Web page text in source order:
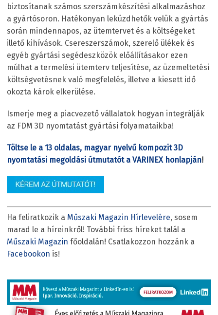
biztosítanak számos szerszámkészítési alkalmazáshoz
a gyártósoron. Hatékonyan leküzdhetők velük a gyártás
során mindennapos, az ütemtervet és a költségeket
illető kihívások. Csereszerszámok, szerelő ülékek és
egyéb gyártási segédeszközök előállításakor ezen
múlhat a termelési ütemterv teljesítése, az üzemeltetési
költségvetésnek való megfelelés, illetve a kiesett idő
okozta károk elkerülése.
Ismerje meg a piacvezető vállalatok hogyan integrálják
az FDM 3D nyomtatást gyártási folyamataikba!
Töltse le a 13 oldalas, magyar nyelvű kompozit 3D
nyomtatási megoldási útmutatót a VARINEX honlapján!
Ha feliratkozik a Műszaki Magazin Hírlevelére, sosem
marad le a híreinkről! További friss híreket talál a
Műszaki Magazin főoldalán! Csatlakozzon hozzánk a
Facebookon is!